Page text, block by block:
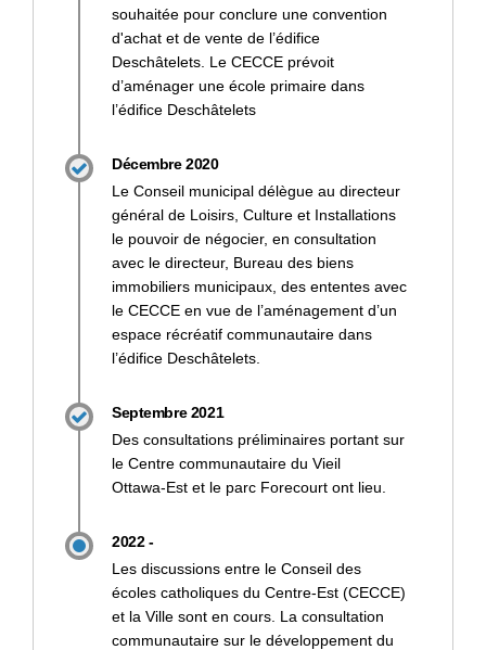
souhaitée pour conclure une convention
d'achat et de vente de l’édifice
Deschâtelets. Le CECCE prévoit
d’aménager une école primaire dans
l’édifice Deschâtelets
Décembre 2020
Le Conseil municipal délègue au directeur
général de Loisirs, Culture et Installations
le pouvoir de négocier, en consultation
avec le directeur, Bureau des biens
immobiliers municipaux, des ententes avec
le CECCE en vue de l’aménagement d’un
espace récréatif communautaire dans
l’édifice Deschâtelets.
Septembre 2021
Des consultations préliminaires portant sur
le Centre communautaire du Vieil
Ottawa‑Est et le parc Forecourt ont lieu.
2022 -
Les discussions entre le Conseil des
écoles catholiques du Centre-Est (CECCE)
et la Ville sont en cours. La consultation
communautaire sur le développement du